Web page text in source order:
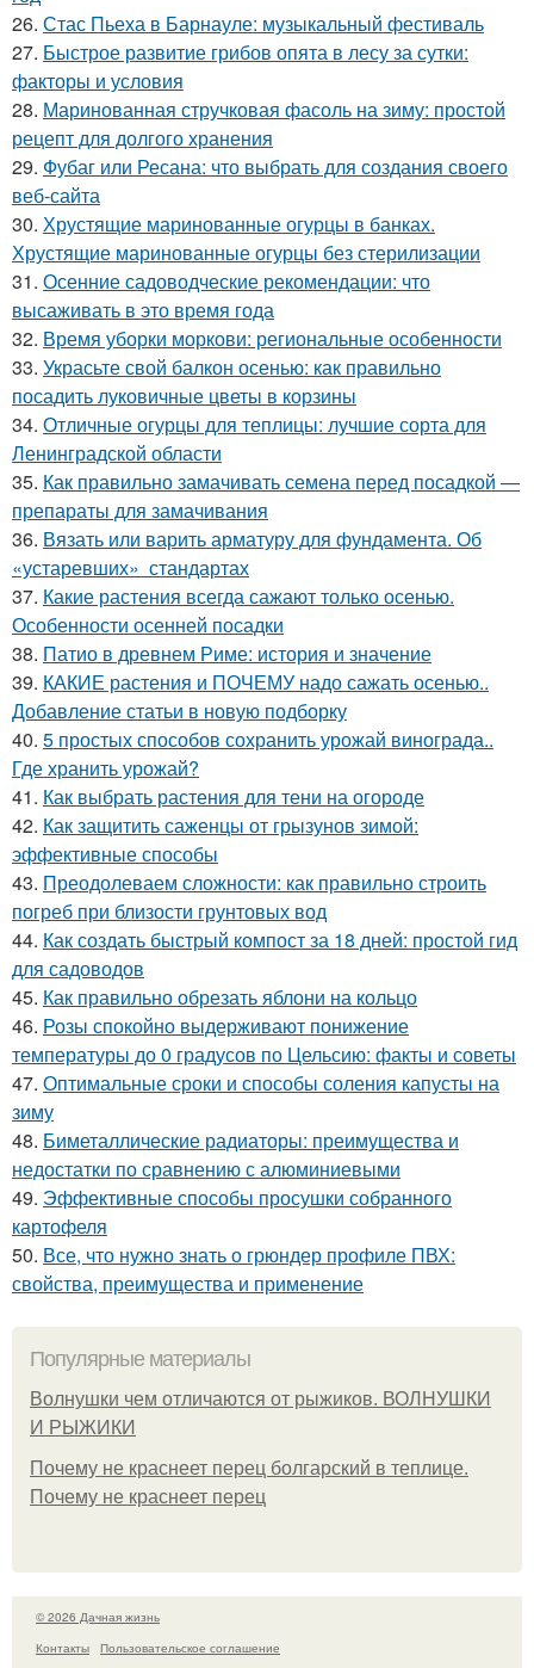
26. Стас Пьеха в Барнауле: музыкальный фестиваль
27. Быстрое развитие грибов опята в лесу за сутки:
факторы и условия
28. Маринованная стручковая фасоль на зиму: простой
рецепт для долгого хранения
29. Фубаг или Ресана: что выбрать для создания своего
веб-сайта
30. Хрустящие маринованные огурцы в банках.
Хрустящие маринованные огурцы без стерилизации
31. Осенние садоводческие рекомендации: что
высаживать в это время года
32. Время уборки моркови: региональные особенности
33. Украсьте свой балкон осенью: как правильно
посадить луковичные цветы в корзины
34. Отличные огурцы для теплицы: лучшие сорта для
Ленинградской области
35. Как правильно замачивать семена перед посадкой —
препараты для замачивания
36. Вязать или варить арматуру для фундамента. Об
«устаревших» стандартах
37. Какие растения всегда сажают только осенью.
Особенности осенней посадки
38. Патио в древнем Риме: история и значение
39. КАКИЕ растения и ПОЧЕМУ надо сажать осенью..
Добавление статьи в новую подборку
40. 5 простых способов сохранить урожай винограда..
Где хранить урожай?
41. Как выбрать растения для тени на огороде
42. Как защитить саженцы от грызунов зимой:
эффективные способы
43. Преодолеваем сложности: как правильно строить
погреб при близости грунтовых вод
44. Как создать быстрый компост за 18 дней: простой гид
для садоводов
45. Как правильно обрезать яблони на кольцо
46. Розы спокойно выдерживают понижение
температуры до 0 градусов по Цельсию: факты и советы
47. Оптимальные сроки и способы соления капусты на
зиму
48. Биметаллические радиаторы: преимущества и
недостатки по сравнению с алюминиевыми
49. Эффективные способы просушки собранного
картофеля
50. Все, что нужно знать о грюндер профиле ПВХ:
свойства, преимущества и применение
Популярные материалы
Волнушки чем отличаются от рыжиков. ВОЛНУШКИ
И РЫЖИКИ
Почему не краснеет перец болгарский в теплице.
Почему не краснеет перец
© 2026 Дачная жизнь
Контакты
Пользовательское соглашение